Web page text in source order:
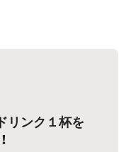
リンク１杯を